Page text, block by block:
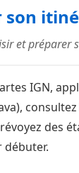
son
et préparer
IGN,
des